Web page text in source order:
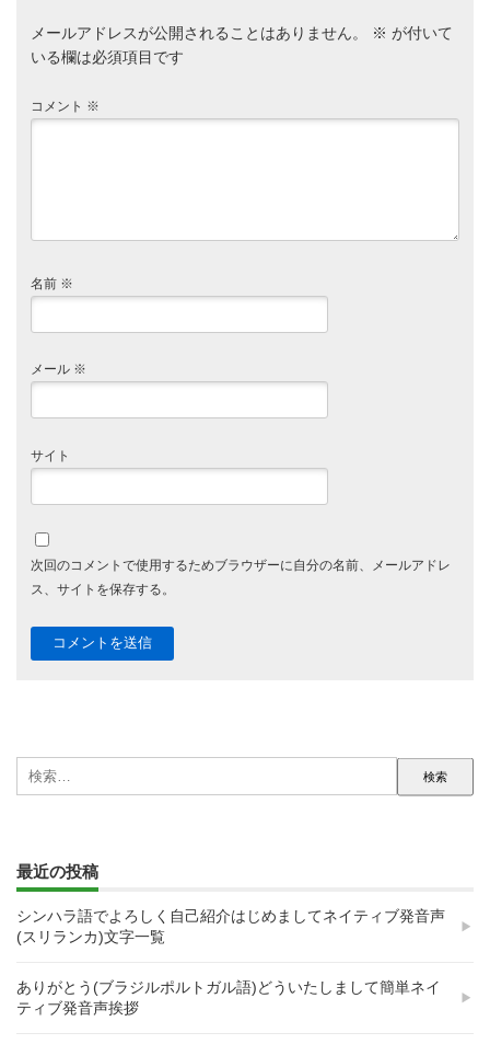
メールアドレスが公開されることはありません。 ※ が付いて
いる欄は必須項目です
コメント ※
名前 ※
メール ※
サイト
次回のコメントで使用するためブラウザーに自分の名前、メールアドレ
ス、サイトを保存する。
索:
最近の投稿
シンハラ語でよろしく自己紹介はじめましてネイティブ発音声
(スリランカ)文字一覧
ありがとう(ブラジルポルトガル語)どういたしまして簡単ネイ
ティブ発音声挨拶